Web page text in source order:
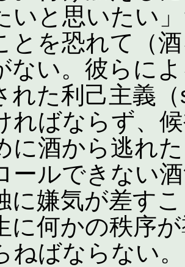
いと思いたい
とを恐れて（
ない。彼らに
れた利己主義
ればならず、
に酒から逃れ
ールできない
に嫌気が差す
に何かの秩序
ねばならない。